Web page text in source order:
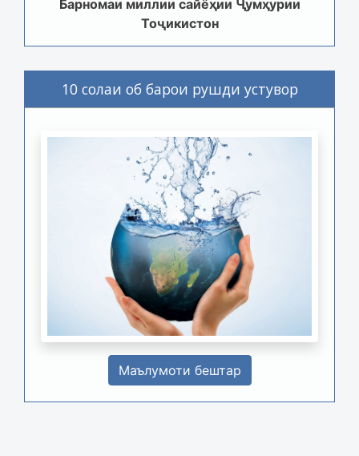
Барномаи миллии сайёҳии Ҷумҳурии
Тоҷикистон
10 солаи об барои рушди устувор
Маълумоти бештар